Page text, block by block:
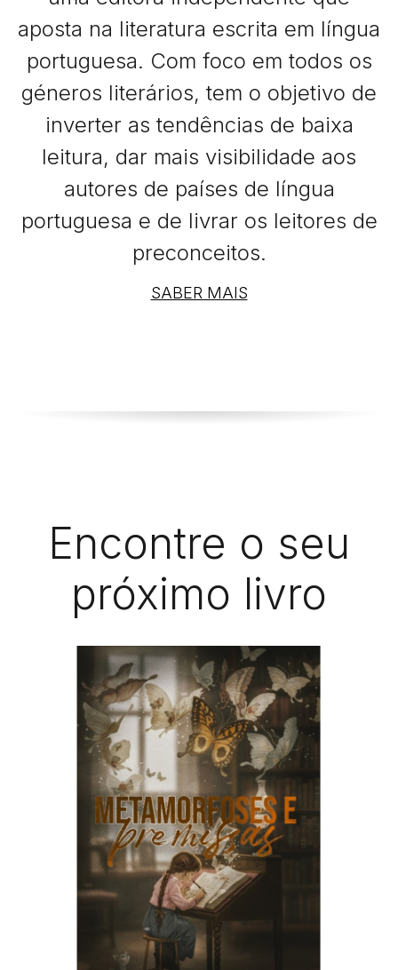
aposta na literatura escrita em língua
portuguesa. Com foco em todos os
géneros literários, tem o objetivo de
inverter as tendências de baixa
leitura, dar mais visibilidade aos
autores de países de língua
portuguesa e de livrar os leitores de
preconceitos.
SABER MAIS
Encontre o seu
próximo livro